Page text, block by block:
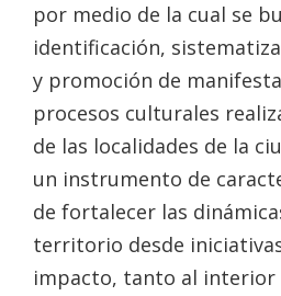
por medio de la cual se
identificación,
y promoción de
procesos culturales
de las localidades de la
un instrumento de
de fortalecer las
territorio desde
impacto, tanto al interior